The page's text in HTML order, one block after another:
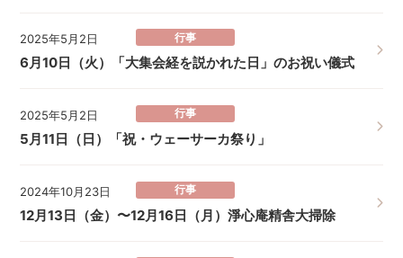
2025年5月2日 行事
6月10日（火）「大集会経を説かれた日」のお祝い儀式
2025年5月2日 行事
5月11日（日）「祝・ウェーサーカ祭り」
2024年10月23日 行事
12月13日（金）〜12月16日（月）淨心庵精舎大掃除